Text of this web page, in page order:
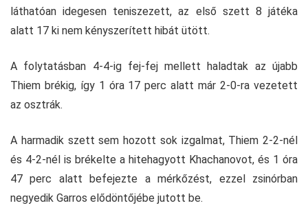
láthatóan idegesen teniszezett, az első szett 8 játéka
alatt 17 ki nem kényszerített hibát ütött.
A folytatásban 4-4-ig fej-fej mellett haladtak az újabb
Thiem brékig, így 1 óra 17 perc alatt már 2-0-ra vezetett
az osztrák.
A harmadik szett sem hozott sok izgalmat, Thiem 2-2-nél
és 4-2-nél is brékelte a hitehagyott Khachanovot, és 1 óra
47 perc alatt befejezte a mérkőzést, ezzel zsinórban
negyedik Garros elődöntőjébe jutott be.